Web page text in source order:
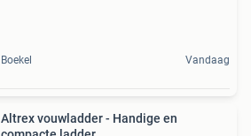
Boekel Vandaag
Altrex vouwladder - Handige en